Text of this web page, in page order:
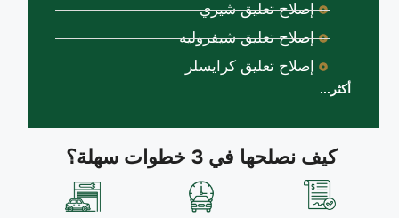
كيف نصلحها في 3 خطوات سهلة؟
إصلاح تعليق شيري
إصلاح تعليق شيفروليه
إصلاح تعليق كرايسلر
أكثر...